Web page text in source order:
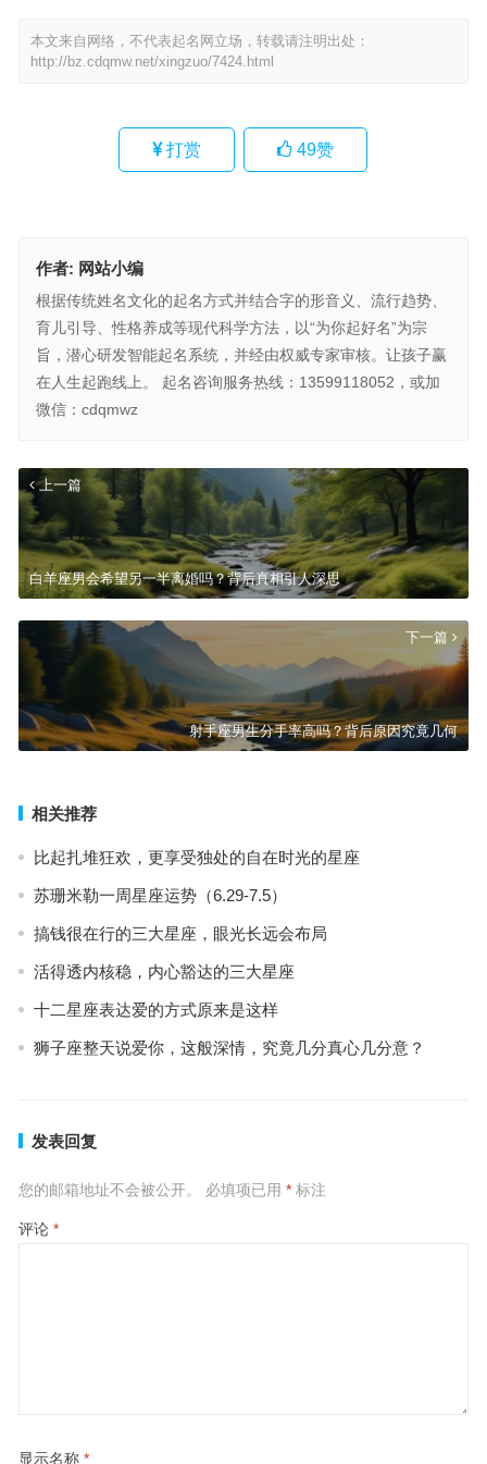
本文来自网络，不代表起名网立场，转载请注明出处：
http://bz.cdqmw.net/xingzuo/7424.html
打赏 49赞
作者: 网站小编
根据传统姓名文化的起名方式并结合字的形音义、流行趋势、
育儿引导、性格养成等现代科学方法，以“为你起好名”为宗
旨，潜心研发智能起名系统，并经由权威专家审核。让孩子赢
在人生起跑线上。 起名咨询服务热线：13599118052，或加
微信：cdqmwz
上一篇
白羊座男会希望另一半离婚吗？背后真相引人深思
下一篇
射手座男生分手率高吗？背后原因究竟几何
相关推荐
比起扎堆狂欢，更享受独处的自在时光的星座
苏珊米勒一周星座运势（6.29-7.5）
搞钱很在行的三大星座，眼光长远会布局
活得透内核稳，内心豁达的三大星座
十二星座表达爱的方式原来是这样
狮子座整天说爱你，这般深情，究竟几分真心几分意？
发表回复
您的邮箱地址不会被公开。 必填项已用 *标注
评论 *
显示名称 *